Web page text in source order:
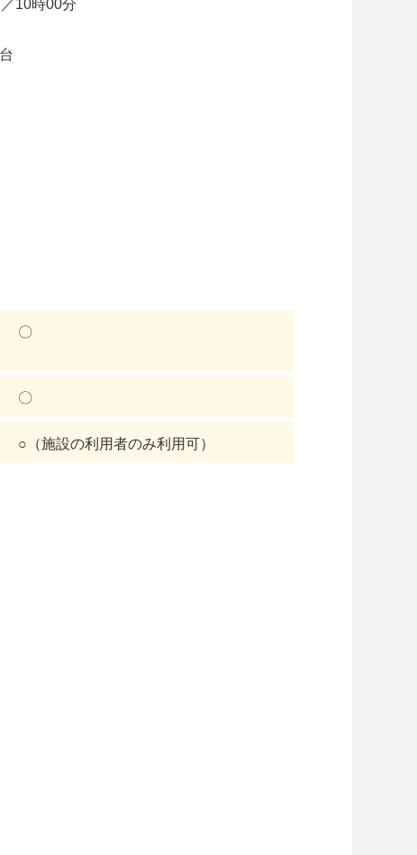
10時00分
〇
〇
○（施設の利用者のみ利用可）